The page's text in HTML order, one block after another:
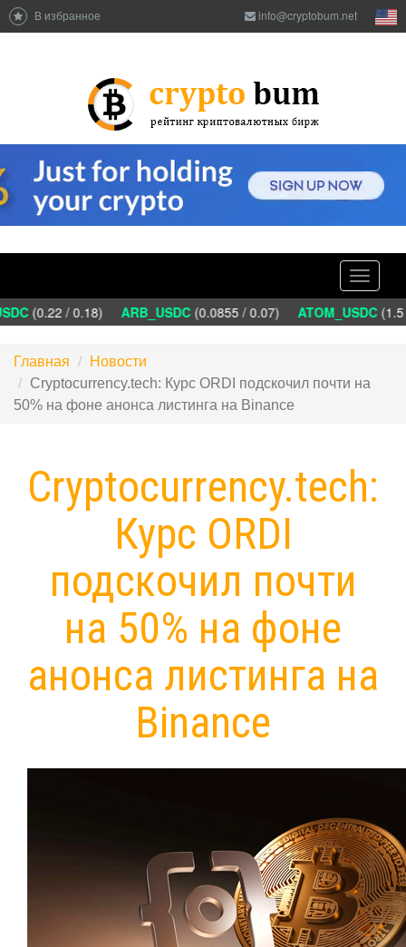
В избранное info@cryptobum.net
Toggle
(0.22 / 0.18) ARB_USDC(0.0855 / 0.07) ATOM_USDC(1.5
Главная
Новости
Сryptocurrency.tech: Курс ORDI подскочил почти на
50% на фоне анонса листинга на Binance
Сryptocurrency.tech:
Курс ORDI
подскочил почти
на 50% на фоне
анонса листинга на
Binance